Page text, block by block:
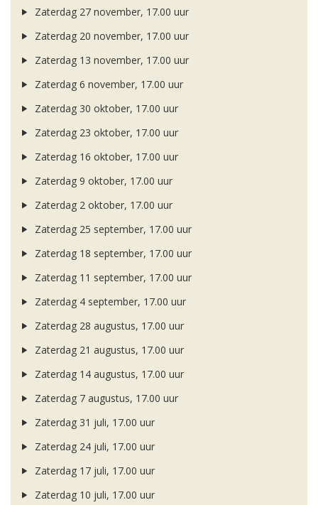
Zaterdag 27 november, 17.00 uur
Zaterdag 20 november, 17.00 uur
Zaterdag 13 november, 17.00 uur
Zaterdag 6 november, 17.00 uur
Zaterdag 30 oktober, 17.00 uur
Zaterdag 23 oktober, 17.00 uur
Zaterdag 16 oktober, 17.00 uur
Zaterdag 9 oktober, 17.00 uur
Zaterdag 2 oktober, 17.00 uur
Zaterdag 25 september, 17.00 uur
Zaterdag 18 september, 17.00 uur
Zaterdag 11 september, 17.00 uur
Zaterdag 4 september, 17.00 uur
Zaterdag 28 augustus, 17.00 uur
Zaterdag 21 augustus, 17.00 uur
Zaterdag 14 augustus, 17.00 uur
Zaterdag 7 augustus, 17.00 uur
Zaterdag 31 juli, 17.00 uur
Zaterdag 24 juli, 17.00 uur
Zaterdag 17 juli, 17.00 uur
Zaterdag 10 juli, 17.00 uur